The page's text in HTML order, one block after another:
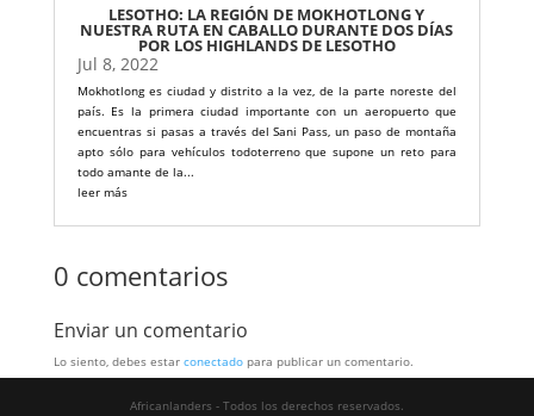
LESOTHO: LA REGIÓN DE MOKHOTLONG Y
NUESTRA RUTA EN CABALLO DURANTE DOS DÍAS
POR LOS HIGHLANDS DE LESOTHO
Jul 8, 2022
Mokhotlong es ciudad y distrito a la vez, de la parte noreste del
país. Es la primera ciudad importante con un aeropuerto que
encuentras si pasas a través del Sani Pass, un paso de montaña
apto sólo para vehículos todoterreno que supone un reto para
todo amante de la...
leer más
0 comentarios
Enviar un comentario
Lo siento, debes estar conectadopara publicar un comentario.
Africanlanders - Todos los derechos reservados.